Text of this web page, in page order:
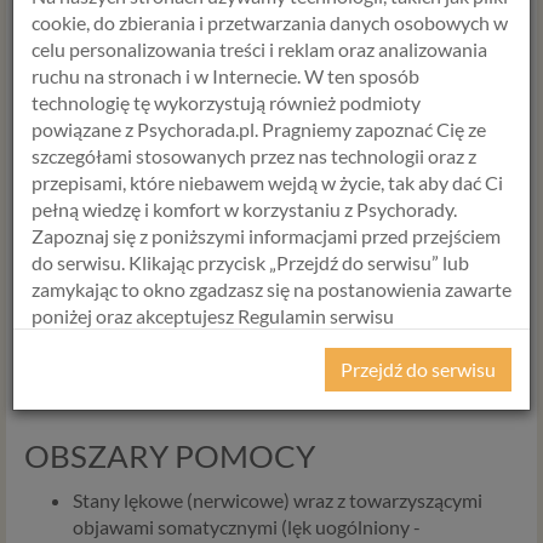
Neurologii i Udarów. Przez kilka lat prowadziała także
własny gabinet psychologiczny. Przebywając w Wielkiej
Brytanii była aktywną członkinią Polish Psychologists'
Association w Londynie, gdzie udzielała konsultacji
psychologicznych rodakom mieszkającym w Anglii. W
ramach wolontariatu wspierała osoby w nagłym kryzysie w
Ośrodku Interwencji Kryzysowej w Gdańsku. Praktyki
studenckie realizowała w Wojewódzkim Szpitalu
Psychiatrycznym w Gdańsku oraz w Stowarzyszeniu na
Rzecz Osób z Kryzysami Psychicznymi “Przyjazna Dłoń” w
Gdańsku. Jako autorka artykułów o tematyce
psychologicznej, współpracowała z portalami
psychologicznymi oraz prasą. Na co dzień stara się
aktywnie wzbudzać świadomość i promować troskę o
OBSZARY POMOCY
Stany lękowe (nerwicowe) wraz z towarzyszącymi
objawami somatycznymi (lęk uogólniony -
cookie, do zbierania i przetwarzania danych osobowych w
celu personalizowania treści i reklam oraz analizowania
ruchu na stronach i w Internecie. W ten sposób
technologię tę wykorzystują również podmioty
powiązane z Psychorada.pl. Pragniemy zapoznać Cię ze
szczegółami stosowanych przez nas technologii oraz z
przepisami, które niebawem wejdą w życie, tak aby dać Ci
pełną wiedzę i komfort w korzystaniu z Psychorady.
Zapoznaj się z poniższymi informacjami przed przejściem
do serwisu. Klikając przycisk „Przejdź do serwisu” lub
zamykając to okno zgadzasz się na postanowienia zawarte
poniżej oraz akceptujesz Regulamin serwisu
Psychorada.pl i Politykę Prywatności.
Rozporządzenie Parlamentu Europejskiego i Rady (UE)
2016/679 z dnia 27 kwietnia 2016 r. w sprawie ochrony
osób fizycznych w związku z przetwarzaniem danych
Przejdź do serwisu